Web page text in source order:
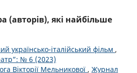
(авторів), які найбільше
українсько-італійський фільм ,
№ 6 (2023)
Вікторії Мельникової , Журнал